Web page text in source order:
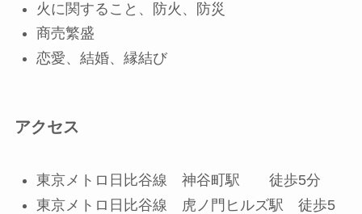
火に関すること、防火、防災
商売繁盛
恋愛、結婚、縁結び
アクセス
東京メトロ日比谷線 神谷町駅 徒歩5分
東京メトロ日比谷線 虎ノ門ヒルズ駅 徒歩5